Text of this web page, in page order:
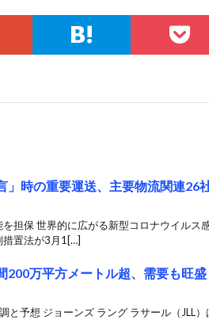
」時の重要運送、主要物流関連26
担保 世界的に広がる新型コロナウイルス
措置法が3月1[…]
200万平方メートル超、需要も旺盛
と予想 ジョーンズ ラング ラサール（JLL